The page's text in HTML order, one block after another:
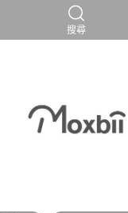
搜尋